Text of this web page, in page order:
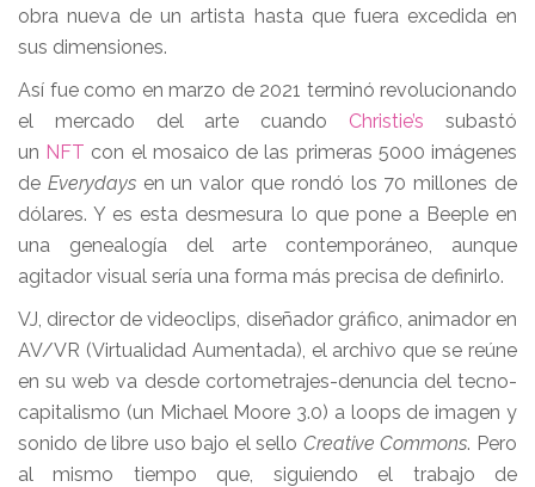
obra nueva de un artista hasta que fuera excedida en
sus dimensiones.
Así fue como en marzo de 2021 terminó revolucionando
el mercado del arte cuando Christie’s subastó
un NFT con el mosaico de las primeras 5000 imágenes
de Everydaysen un valor que rondó los 70 millones de
dólares. Y es esta desmesura lo que pone a Beeple en
una genealogía del arte contemporáneo, aunque
agitador visual sería una forma más precisa de definirlo.
VJ, director de videoclips, diseñador gráfico, animador en
AV/VR (Virtualidad Aumentada), el archivo que se reúne
en su web va desde cortometrajes-denuncia del tecno-
capitalismo (un Michael Moore 3.0) a loops de imagen y
sonido de libre uso bajo el sello Creative Commons. Pero
al mismo tiempo que, siguiendo el trabajo de